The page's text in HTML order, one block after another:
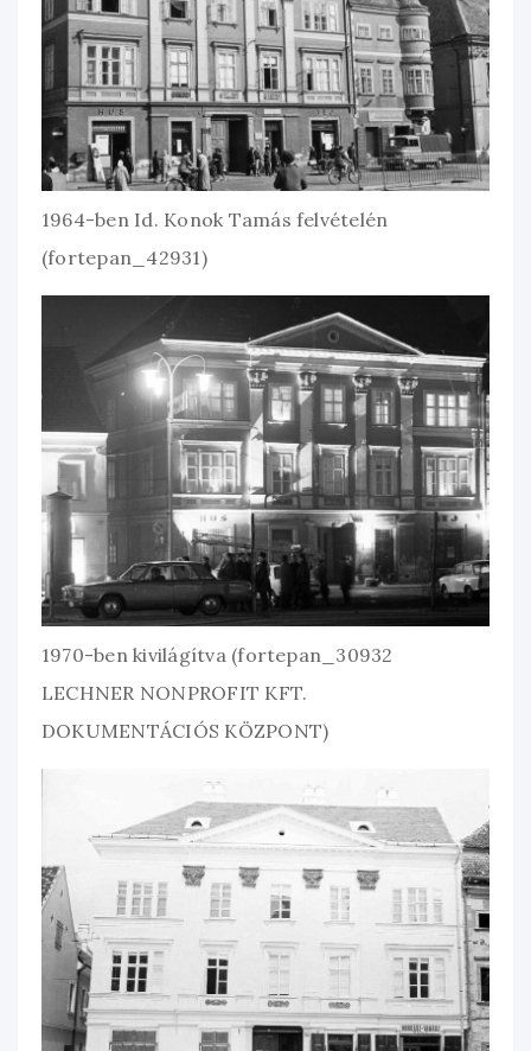
1964-ben Id. Konok Tamás felvételén
(fortepan_42931)
1970-ben kivilágítva (fortepan_30932
LECHNER NONPROFIT KFT.
DOKUMENTÁCIÓS KÖZPONT)